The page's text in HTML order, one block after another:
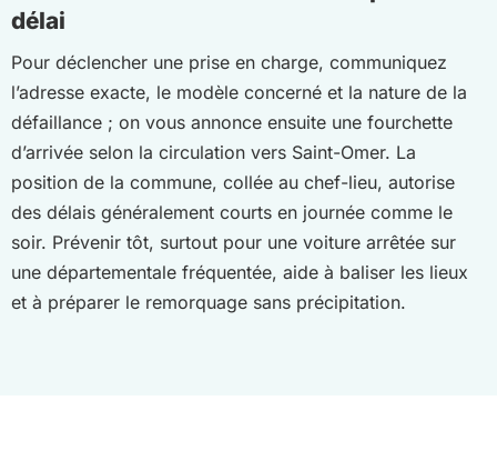
délai
Pour déclencher une prise en charge, communiquez
l’adresse exacte, le modèle concerné et la nature de la
défaillance ; on vous annonce ensuite une fourchette
d’arrivée selon la circulation vers Saint-Omer. La
position de la commune, collée au chef-lieu, autorise
des délais généralement courts en journée comme le
soir. Prévenir tôt, surtout pour une voiture arrêtée sur
une départementale fréquentée, aide à baliser les lieux
et à préparer le remorquage sans précipitation.